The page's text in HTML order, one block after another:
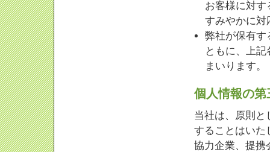
お客様に対
すみやかに対
弊社が保有す
ともに、上
まいります。
個人情報の
当社は、原則と
することはいた
協力企業、提携